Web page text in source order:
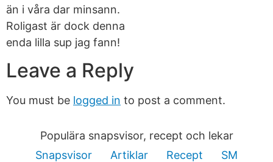
än i våra dar minsann.
Roligast är dock denna
enda lilla sup jag fann!
Leave a Reply
You must be logged in to post a comment.
Populära snapsvisor, recept och lekar
Snapsvisor
Artiklar Recept
SM